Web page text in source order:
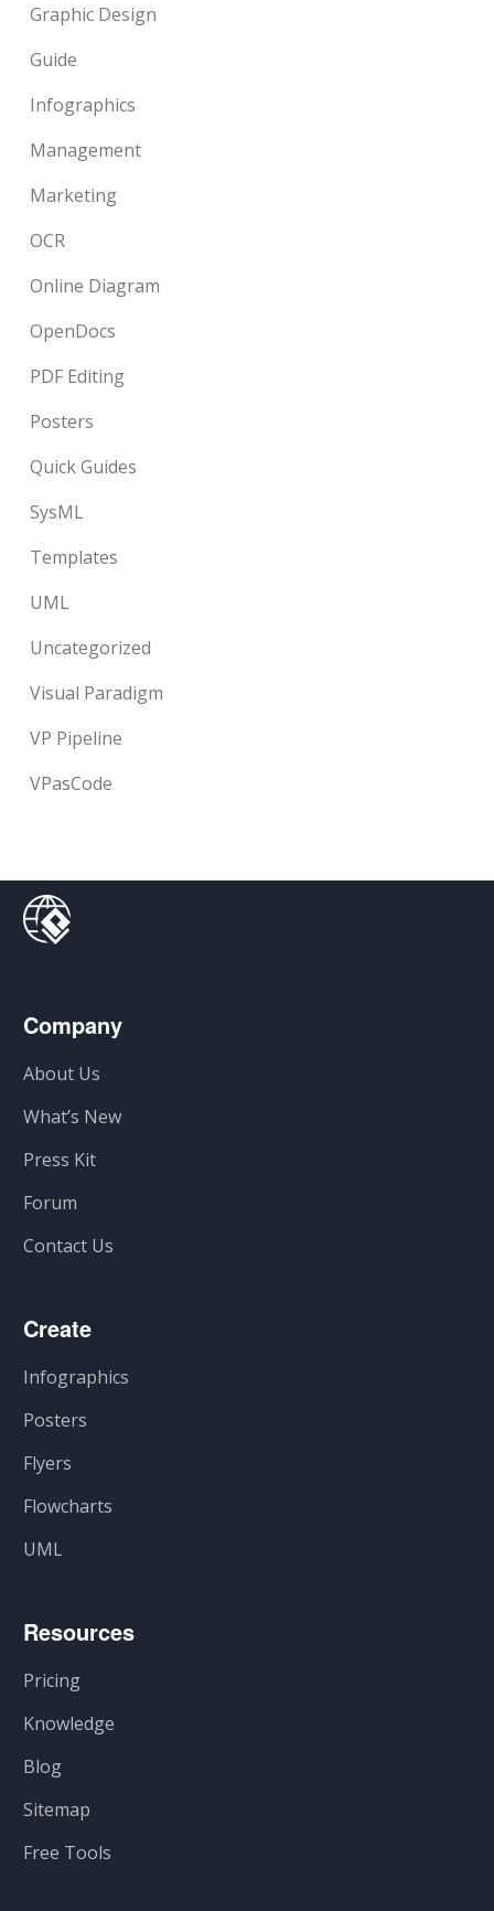
Graphic Design
Guide
Infographics
Management
Marketing
OCR
Online Diagram
OpenDocs
PDF Editing
Posters
Quick Guides
SysML
Templates
UML
Uncategorized
Visual Paradigm
VP Pipeline
VPasCode
Company
About Us
What’s New
Press Kit
Forum
Contact Us
Create
Infographics
Posters
Flyers
Flowcharts
UML
Resources
Pricing
Knowledge
Blog
Sitemap
Free Tools